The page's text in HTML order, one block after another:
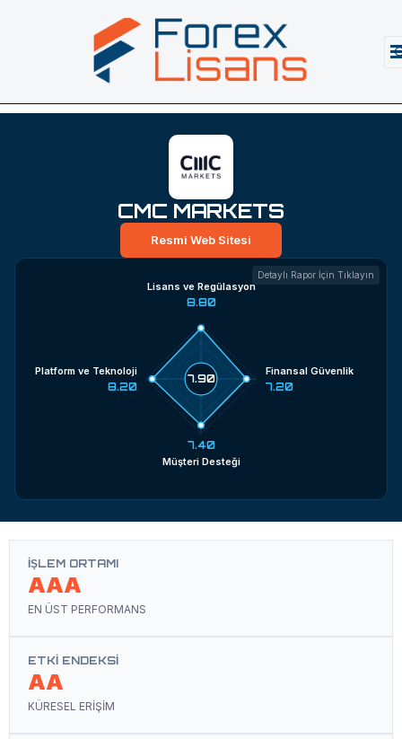
CMC MARKETS
Resmi Web Sitesi
Detaylı Rapor İçin Tıklayın
7.90
Lisans ve Regülasyon
8.80
Finansal Güvenlik
7.20
7.40
Müşteri Desteği
Platform ve Teknoloji
8.20
İŞLEM ORTAMI
AAA
EN ÜST PERFORMANS
ETKI ENDEKSI
AA
KÜRESEL ERİŞİM